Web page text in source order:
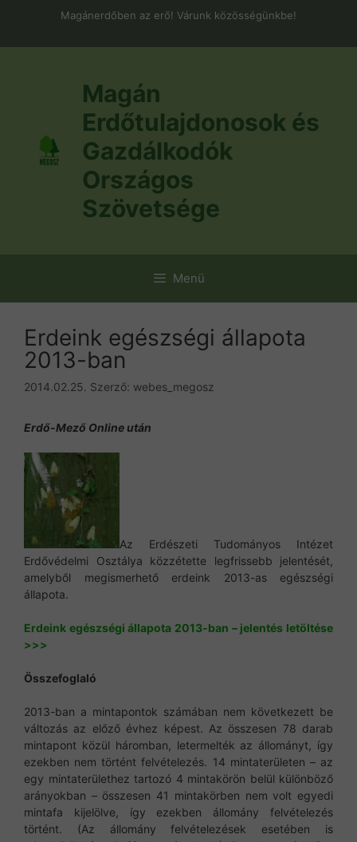
Magánerdőben az erő! Várunk közösségünkbe!
Magán
Erdőtulajdonosok és
Gazdálkodók
Országos
Szövetsége
Menü
Erdeink egészségi állapota
2013-ban
2014.02.25. Szerző: webes_megosz
Erdő-Mező Online után
Az Erdészeti Tudományos Intézet
Erdővédelmi Osztálya közzétette legfrissebb jelentését,
amelyből megismerhető erdeink 2013-as egészségi
állapota.
Erdeink egészségi állapota 2013-ban – jelentés letöltése
>>>
Összefoglaló
2013-ban a mintapontok számában nem következett be
változás az előző évhez képest. Az összesen 78 darab
mintapont közül háromban, letermelték az állományt, így
ezekben nem történt felvételezés. 14 mintaterületen – az
egy mintaterülethez tartozó 4 mintakörön belül különböző
arányokban – összesen 41 mintakörben nem volt egyedi
mintafa kijelölve, így ezekben állomány felvételezés
történt. (Az állomány felvételezések esetében is